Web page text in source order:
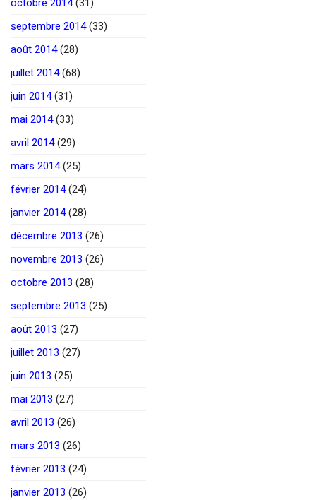
octobre 2014(31)
septembre 2014(33)
août 2014(28)
juillet 2014(68)
juin 2014(31)
mai 2014(33)
avril 2014(29)
mars 2014(25)
février 2014(24)
janvier 2014(28)
décembre 2013 (26)
novembre 2013 (26)
octobre 2013 (28)
septembre 2013 (25)
août 2013 (27)
juillet 2013 (27)
juin 2013 (25)
mai 2013 (27)
avril 2013 (26)
mars 2013 (26)
février 2013 (24)
janvier 2013 (26)